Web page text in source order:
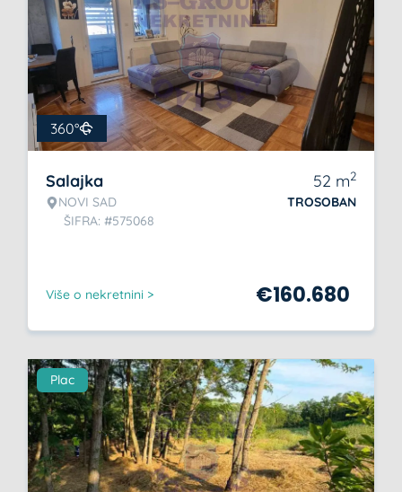
360°
Salajka
NOVI SAD
ŠIFRA: #575068
52 m2
TROSOBAN
Više o nekretnini > €160.680
Plac